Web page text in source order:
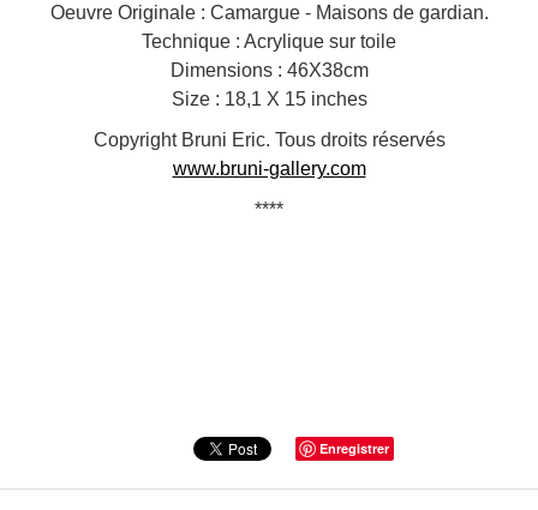
Oeuvre Originale : Camargue - Maisons de gardian.
Technique : Acrylique sur toile
Dimensions : 46X38cm
Size : 18,1 X 15 inches
Copyright Bruni Eric. Tous droits réservés
www.bruni-gallery.com
****
Enregistrer